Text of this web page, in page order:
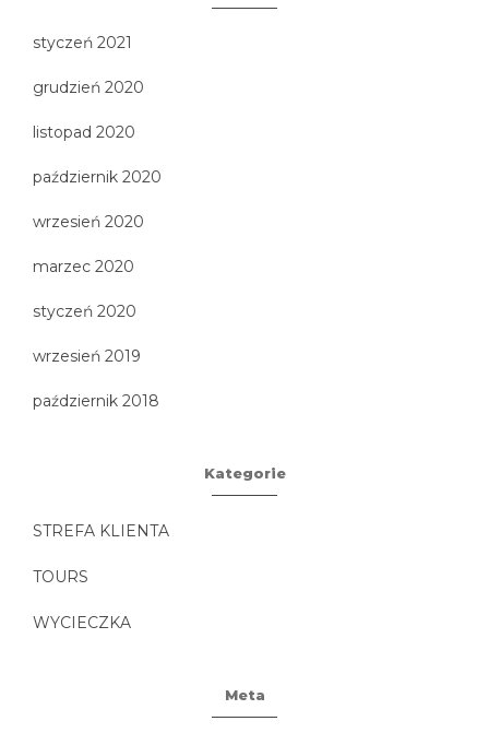
styczeń 2021
grudzień 2020
listopad 2020
październik 2020
wrzesień 2020
marzec 2020
styczeń 2020
wrzesień 2019
październik 2018
Kategorie
STREFA KLIENTA
TOURS
WYCIECZKA
Meta